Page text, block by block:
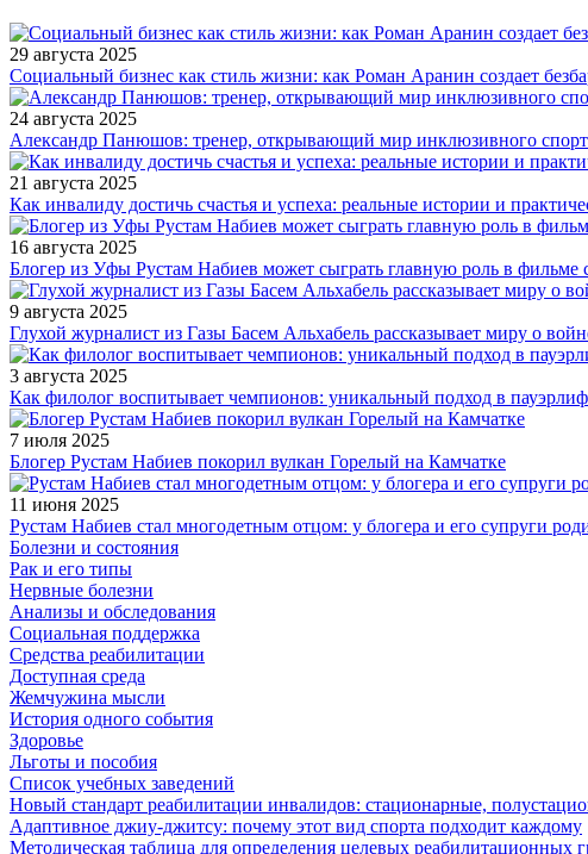
29 августа 2025
Социальный бизнес как стиль жизни: как Роман Аранин создает
24 августа 2025
Александр Панюшов: тренер, открывающий мир инклюзивного
21 августа 2025
Как инвалиду достичь счастья и успеха: реальные истории и
16 августа 2025
Блогер из Уфы Рустам Набиев может сыграть главную роль в
9 августа 2025
Глухой журналист из Газы Басем Альхабель рассказывает миру о
3 августа 2025
Как филолог воспитывает чемпионов: уникальный подход в
7 июля 2025
Блогер Рустам Набиев покорил вулкан Горелый на Камчатке
11 июня 2025
Рустам Набиев стал многодетным отцом: у блогера и его супруги
Болезни и состояния
Рак и его типы
Нервные болезни
Анализы и обследования
Социальная поддержка
Средства реабилитации
Доступная среда
Жемчужина мысли
История одного события
Здоровье
Льготы и пособия
Список учебных заведений
Новый стандарт реабилитации инвалидов: стационарные,
Адаптивное джиу-джитсу: почему этот вид спорта подходит каждому
Методическая таблица для определения целевых